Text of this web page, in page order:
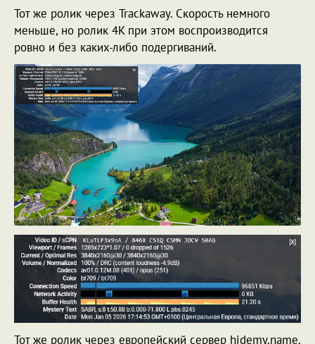
Тот же ролик через Trackaway. Скорость немного
меньше, но ролик 4K при этом воспроизводится
ровно и без каких-либо подергиваний.
Тот же ролик через европейский сервер hidemy.name.